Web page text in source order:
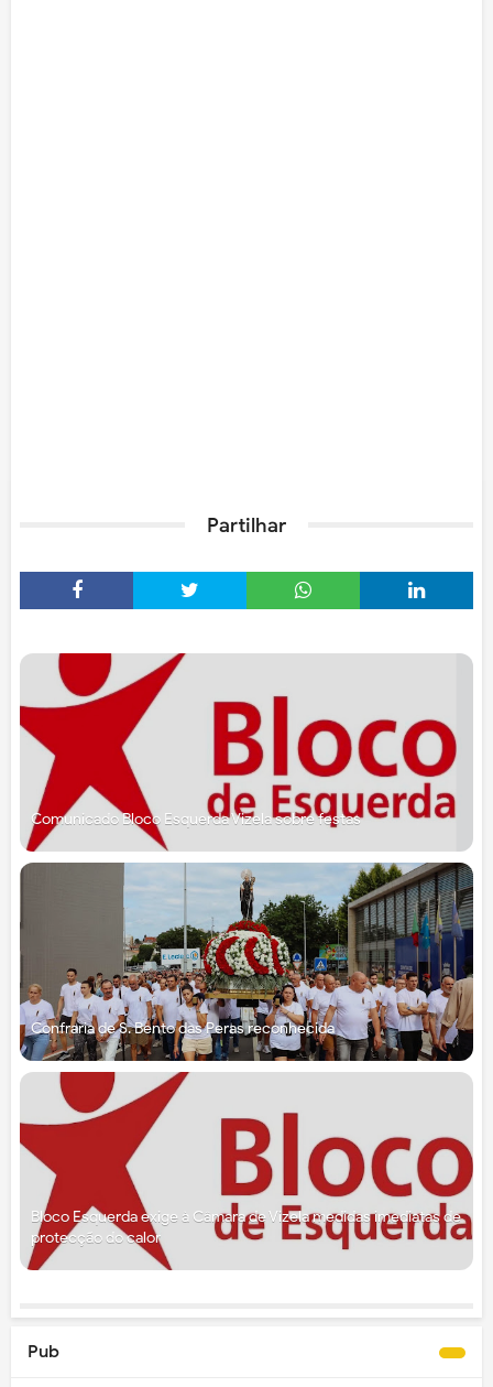
Partilhar
Comunicado Bloco Esquerda Vizela sobre festas
Confraria de S. Bento das Peras reconhecida
Bloco Esquerda exige à Câmara de Vizela medidas imediatas de
protecção do calor
Pub